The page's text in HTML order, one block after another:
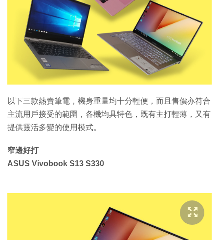
生成式AI與雲端應用
Enterprise Digital Transformation
以下三款熱賣筆電，機身重量均十分輕便，而且售價亦符合
主流用戶接受的範圍，各機均具特色，既有主打輕薄，又有
提供靈活多變的使用模式。
窄邊好打
ASUS Vivobook S13 S330